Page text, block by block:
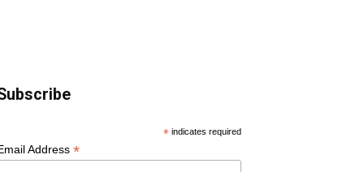
* indicates required
Address *